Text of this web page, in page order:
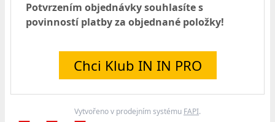
Potvrzením objednávky souhlasíte s
povinností platby za objednané položky!
Chci Klub IN IN PRO
Vytvořeno v prodejním systému FAPI.